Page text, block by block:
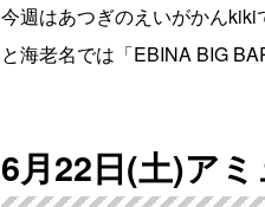
今週はあつぎのえいがかん
と海老名では「EBINA BIG
6月22日(土)ア